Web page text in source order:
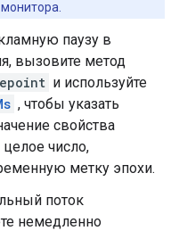
паузу в
вызовите метод
и используйте
, чтобы указать
свойства
целое число,
метку эпохи.
поток
немедленно